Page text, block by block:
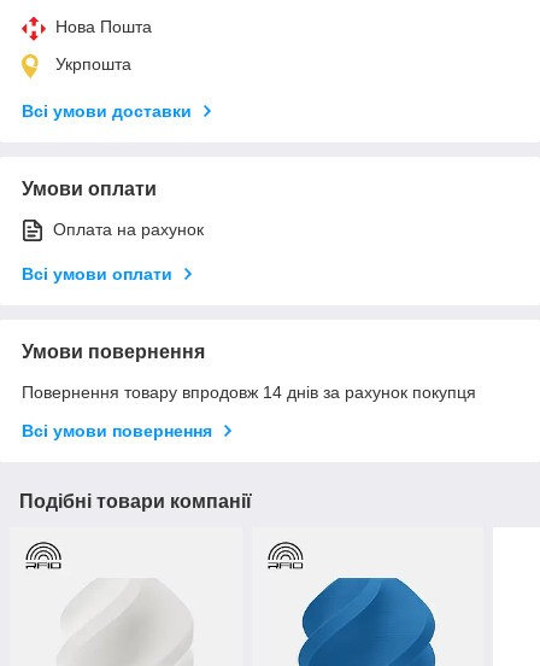
Нова Пошта
Укрпошта
Всі умови доставки
Умови оплати
Оплата на рахунок
Всі умови оплати
Умови повернення
Повернення товару впродовж 14 днів за рахунок покупця
Всі умови повернення
Подібні товари компанії